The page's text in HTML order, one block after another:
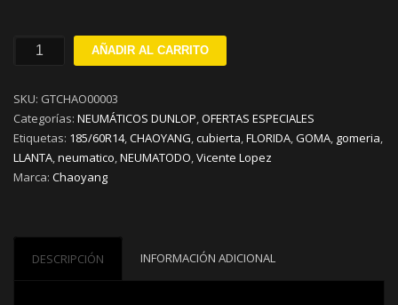
185/60R14
CHAOYANG
82H
cantidad
AÑADIR AL CARRITO
SKU: GTCHAO00003
Categorías: NEUMÁTICOS DUNLOP,OFERTAS ESPECIALES
Etiquetas: 185/60R14,CHAOYANG,cubierta,FLORIDA,GOMA, gomeria,
LLANTA,neumatico,NEUMATODO,Vicente Lopez
Marca: Chaoyang
DESCRIPCIÓN INFORMACIÓN ADICIONAL